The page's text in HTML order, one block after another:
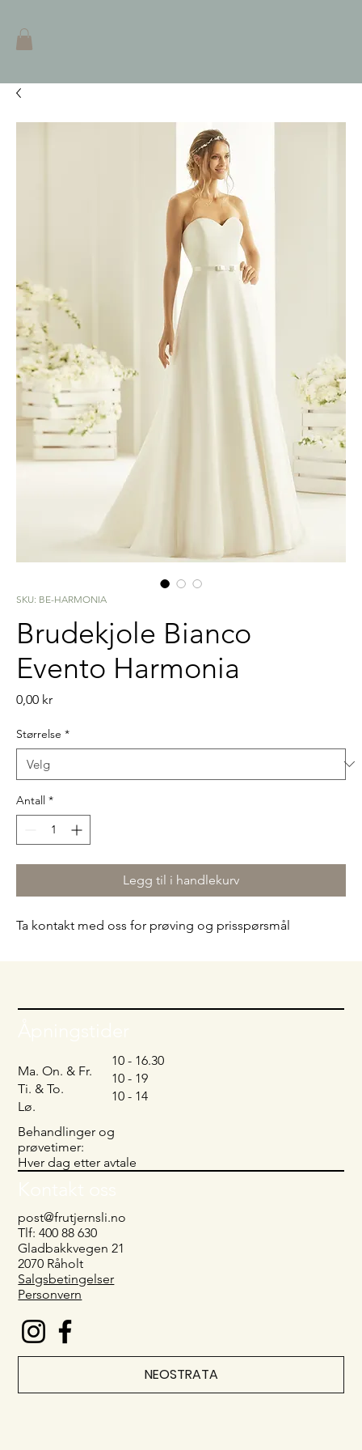
SKU: BE-HARMONIA
Brudekjole Bianco
Evento Harmonia
0,00 krPris
Størrelse *
Antall *
Legg til i handlekurv
Ta kontakt med oss for prøving og prisspørsmål
post@frutjernsli.no
Tlf: 400 88 630
Gladbakkvegen 21
2070 Råholt
Salgsbetingelser
Personvern
NEOSTRATA
Ma. On. & Fr.
Ti. & To.
Lø.
10 - 16.30
10 - 19
10 - 14
Behandlinger og
prøvetimer:
Hver dag etter avtale